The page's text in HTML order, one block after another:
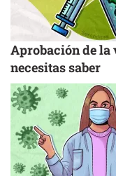
Aprobación de la
necesitas saber